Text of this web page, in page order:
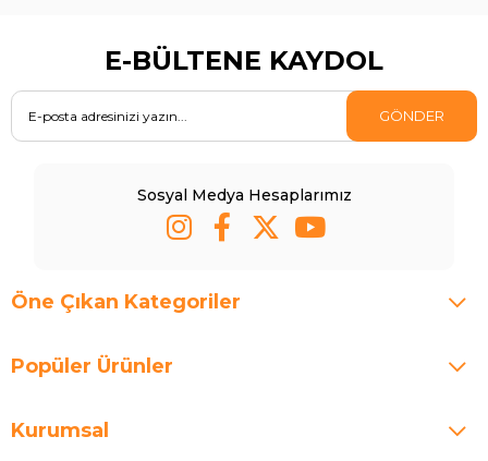
E-BÜLTENE KAYDOL
GÖNDER
Sosyal Medya Hesaplarımız
Öne Çıkan Kategoriler
Popüler Ürünler
Kurumsal